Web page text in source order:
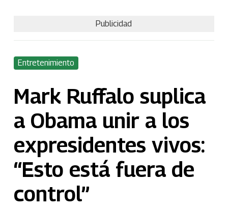
Publicidad
Entretenimiento
Mark Ruffalo suplica
a Obama unir a los
expresidentes vivos:
“Esto está fuera de
control”